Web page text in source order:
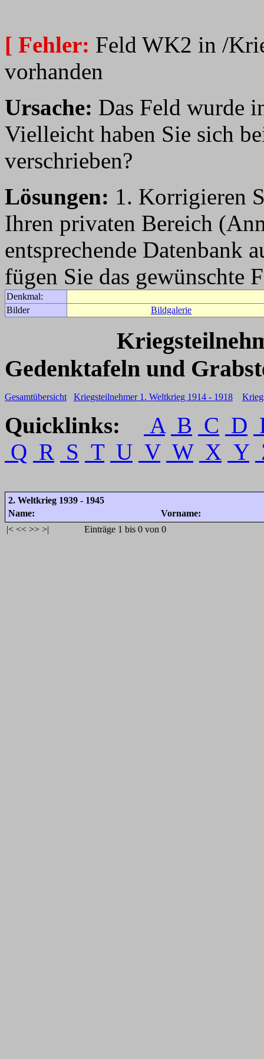
[ Fehler: Feld WK2 in /
vorhanden
Ursache: Das Feld wurde
Vielleicht haben Sie sich
verschrieben?
Lösungen: 1. Korrigieren
Ihren privaten Bereich
entsprechende Datenbank
fügen Sie das gewünschte
Denkmal:
Bilder
Bildgalerie
Gedenktafeln und
Gesamtübersicht Kriegsteilnehmer 1. Weltkrieg 1914 - 1918
Quicklinks: A B C D
Q R S T U V W X Y
2. Weltkrieg 1939 - 1945
Name:
Vorname:
|< << >> >| Einträge 1 bis 0 von 0